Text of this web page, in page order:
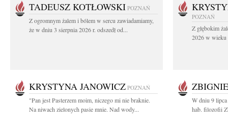
TADEUSZ KOTŁOWSKI POZNAŃ
Z ogromnym żalem i bólem w sercu zawiadamiamy,
że w dniu 3 sierpnia 2026 r. odszedł od...
POZNAŃ
Z głębokim
2026 w wieku
KRYSTYNA JANOWICZ POZNAŃ
"Pan jest Pasterzem moim, niczego mi nie braknie.
Na niwach zielonych pasie mnie. Nad wody...
W dniu 9
hab. filozofii